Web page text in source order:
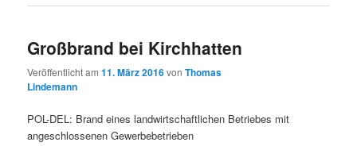
Großbrand bei Kirchhatten
Veröffentlicht am11. März 2016vonThomas
Lindemann
POL-DEL: Brand eines landwirtschaftlichen Betriebes mit
angeschlossenen Gewerbebetrieben